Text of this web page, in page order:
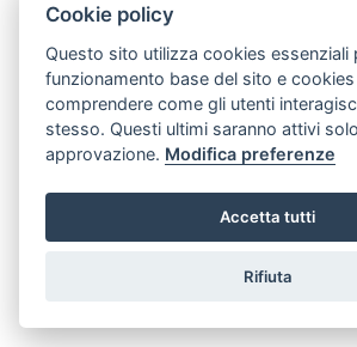
Cookie policy
Questo sito utilizza cookies essenziali
funzionamento base del sito e
comprendere come gli utenti
stesso. Questi ultimi saranno attivi
approvazione. Modifica preferenze
Accetta tutti
Rifiuta